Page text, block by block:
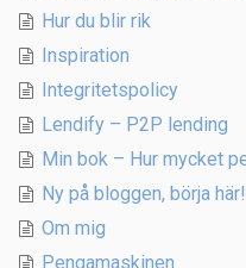
Hur du blir rik
Inspiration
Integritetspolicy
Lendify – P2P lending
Min bok – Hur mycket
Ny på bloggen, börja här!
Om mig
Pengamaskinen